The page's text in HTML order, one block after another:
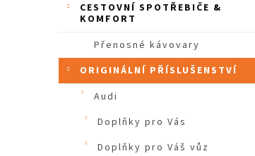
CESTOVNÍ SPOTŘEBIČE &
KOMFORT
Přenosné kávovary
ORIGINÁLNÍ PŘÍSLUŠENSTVÍ
Audi
Doplňky pro Vás
Doplňky pro Váš vůz